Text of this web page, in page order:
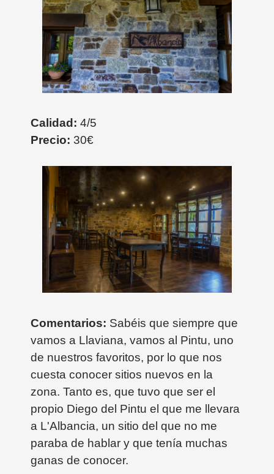
Calidad: 4/5
Precio: 30€
Comentarios: Sabéis que siempre que
vamos a Llaviana, vamos al Pintu, uno
de nuestros favoritos, por lo que nos
cuesta conocer sitios nuevos en la
zona. Tanto es, que tuvo que ser el
propio Diego del Pintu el que me llevara
a L'Albancia, un sitio del que no me
paraba de hablar y que tenía muchas
ganas de conocer.